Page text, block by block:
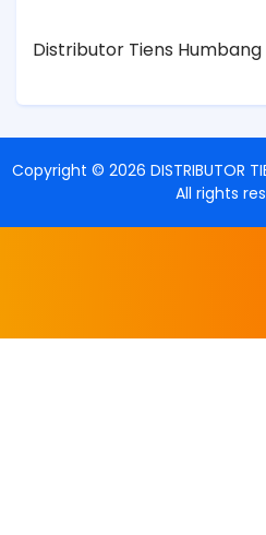
Distributor Tiens
Copyright © 2026 DISTRIBUTOR
All rights